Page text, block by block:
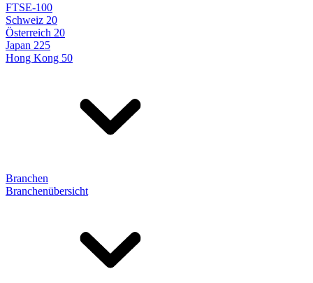
FTSE-100
Schweiz 20
Österreich 20
Japan 225
Hong Kong 50
Branchen
Branchenübersicht